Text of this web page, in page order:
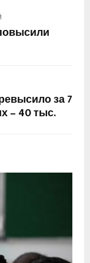
за 7
– 40 тыс.